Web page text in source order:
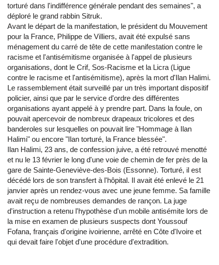
torturé dans l'indifférence générale pendant des semaines", a
déploré le grand rabbin Sitruk.
Avant le départ de la manifestation, le président du Mouvement
pour la France, Philippe de Villiers, avait été expulsé sans
ménagement du carré de tête de cette manifestation contre le
racisme et l'antisémitisme organisée à l'appel de plusieurs
organisations, dont le Crif, Sos-Racisme et la Licra (Ligue
contre le racisme et l'antisémitisme), après la mort d'Ilan Halimi.
Le rassemblement était surveillé par un très important dispositif
policier, ainsi que par le service d'ordre des différentes
organisations ayant appelé à y prendre part. Dans la foule, on
pouvait apercevoir de nombreux drapeaux tricolores et des
banderoles sur lesquelles on pouvait lire "Hommage à Ilan
Halimi" ou encore "Ilan torturé, la France blessée".
Ilan Halimi, 23 ans, de confession juive, a été retrouvé menotté
et nu le 13 février le long d'une voie de chemin de fer près de la
gare de Sainte-Geneviève-des-Bois (Essonne). Torturé, il est
décédé lors de son transfert à l'hôpital. Il avait été enlevé le 21
janvier après un rendez-vous avec une jeune femme. Sa famille
avait reçu de nombreuses demandes de rançon. La juge
d'instruction a retenu l'hypothèse d'un mobile antisémite lors de
la mise en examen de plusieurs suspects dont Youssouf
Fofana, français d'origine ivoirienne, arrêté en Côte d'Ivoire et
qui devait faire l'objet d'une procédure d'extradition.